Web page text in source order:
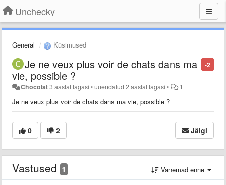
Unchecky
General Küsimused
-2
Je ne veux plus voir de chats dans ma
vie, possible ?
Chocolat3 aastat tagasi •uuendatud2 aastat tagasi • 1
Je ne veux plus voir de chats dans ma vie, possible ?
0 2 Jälgi
Vastused 1 Vanemad enne